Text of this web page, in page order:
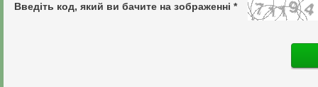
Введіть код, який ви бачите на зображенні *